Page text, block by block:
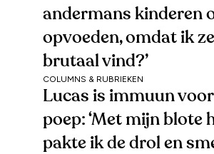
andermans kinderen
opvoeden, omdat ik ze
brutaal vind?’
COLUMNS & RUBRIEKEN
Lucas is immuun voor
poep: ‘Met mijn blote
pakte ik de drol en